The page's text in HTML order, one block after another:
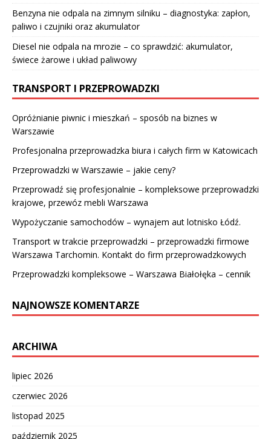
Benzyna nie odpala na zimnym silniku – diagnostyka: zapłon,
paliwo i czujniki oraz akumulator
Diesel nie odpala na mrozie – co sprawdzić: akumulator,
świece żarowe i układ paliwowy
TRANSPORT I PRZEPROWADZKI
Opróżnianie piwnic i mieszkań – sposób na biznes w
Warszawie
Profesjonalna przeprowadzka biura i całych firm w Katowicach
Przeprowadzki w Warszawie – jakie ceny?
Przeprowadź się profesjonalnie – kompleksowe przeprowadzki
krajowe, przewóz mebli Warszawa
Wypożyczanie samochodów – wynajem aut lotnisko Łódź.
Transport w trakcie przeprowadzki – przeprowadzki firmowe
Warszawa Tarchomin. Kontakt do firm przeprowadzkowych
Przeprowadzki kompleksowe – Warszawa Białołęka – cennik
NAJNOWSZE KOMENTARZE
ARCHIWA
lipiec 2026
czerwiec 2026
listopad 2025
październik 2025